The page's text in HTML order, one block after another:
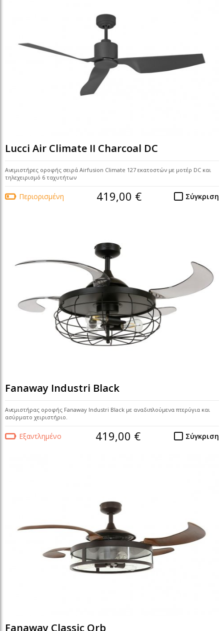
Lucci Air Climate II Charcoal DC
Ανεμιστήρες οροφής σειρά Airfusion Climate 127 εκατοστών με μοτέρ DC και
τηλεχειρισμό 6 ταχυτήτων
Περιορισμένη Σύγκριση
419,00 €
Fanaway Industri Black
Ανεμιστήρας οροφής Fanaway Industri Black με αναδιπλούμενα πτερύγια και
ασύρματο χειριστήριο.
Εξαντλημένο Σύγκριση
419,00 €
Fanaway Classic Orb